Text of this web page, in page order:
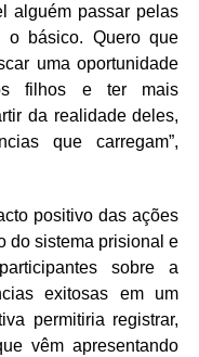
alguém passar pelas
o básico. Quero que
uma oportunidade
filhos e ter mais
da realidade deles,
que carregam”,
positivo das ações
do sistema prisional e
sobre a
exitosas em um
permitiria registrar,
vêm apresentando